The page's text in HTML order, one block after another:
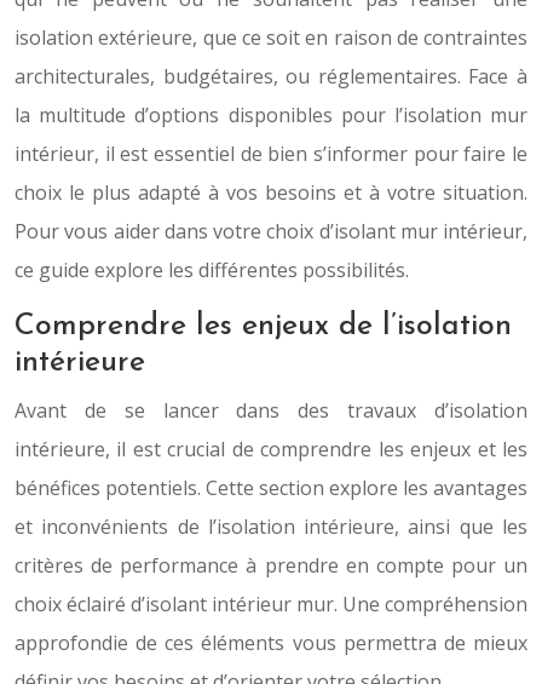
isolation extérieure, que ce soit en raison de contraintes
architecturales, budgétaires, ou réglementaires. Face à
la multitude d’options disponibles pour l’isolation mur
intérieur, il est essentiel de bien s’informer pour faire le
choix le plus adapté à vos besoins et à votre situation.
Pour vous aider dans votre choix d’isolant mur intérieur,
ce guide explore les différentes possibilités.
Comprendre les enjeux de l’isolation
intérieure
Avant de se lancer dans des travaux d’isolation
intérieure, il est crucial de comprendre les enjeux et les
bénéfices potentiels. Cette section explore les avantages
et inconvénients de l’isolation intérieure, ainsi que les
critères de performance à prendre en compte pour un
choix éclairé d’isolant intérieur mur. Une compréhension
approfondie de ces éléments vous permettra de mieux